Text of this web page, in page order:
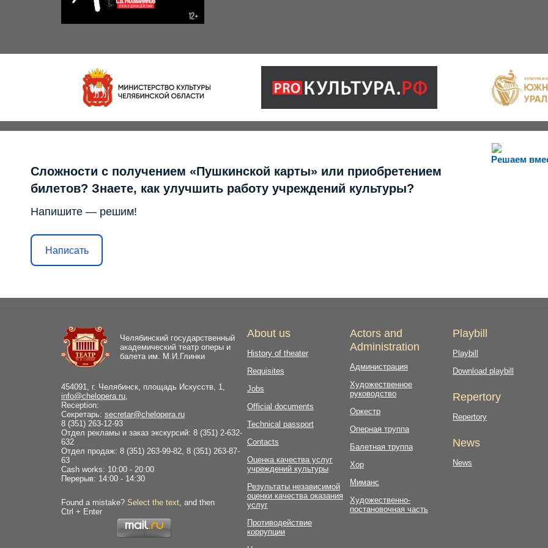
Решаем
Сложности с получением «Пушкинской карты» или приобретением
билетов? Знаете, как улучшить работу учреждений культуры?
Напишите — решим!
Написать
Челябинский государственный
академический театр оперы и
балета им. М.И.Глинки
454091, г. Челябинск, площадь Искусств, 1,
info@chelopera.ru,
Reception:
Секретарь: secretar@chelopera.ru
8 (351) 263-12-93
Отдел рекламы и заказ экскурсий: 8 (351) 2-632-
632
Отдел продаж: 8 (351) 263-99-82, 8 (351) 263-87-
63
Cash works: 10:00 - 20:00
Перерыв: 14:00 - 14:30
Found a mistake? Select the text, and then
Ctrl + Enter
About us
History of theater
Requisites
Jobs
Official documents
Technical passport
Contacts
Оценка качества услуг
учреждений культуры
Результаты независимой
оценки качества оказания
услуг
Противодействие
коррупции
Actors and
Administration
Администрация
Художественное
руководство
Оркестр
Оперная труппа
Балетная труппа
Хор
Миманс
Художественно-
постановочная часть
Playbill
Playbill
Download playbill
Repertory
Repertory
News
News